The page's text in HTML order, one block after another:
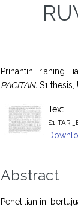
Prihantini Irianing
PACITAN. S1 thesis,
Text
S1-
Abstract
Penelitian ini